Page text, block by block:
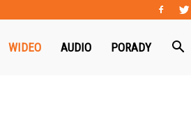
WIDEO AUDIO PORADY